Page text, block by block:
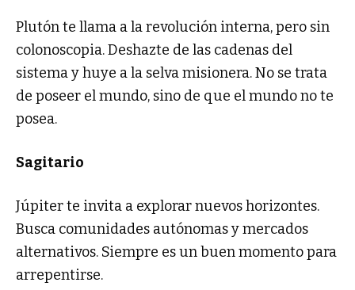
Plutón te llama a la revolución interna, pero sin
colonoscopia. Deshazte de las cadenas del
sistema y huye a la selva misionera. No se trata
de poseer el mundo, sino de que el mundo no te
posea.
Sagitario
Júpiter te invita a explorar nuevos horizontes.
Busca comunidades autónomas y mercados
alternativos. Siempre es un buen momento para
arrepentirse.